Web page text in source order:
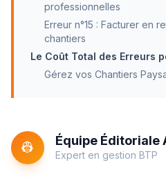
professionnelles
Erreur n°15 : Facturer en
chantiers
Le Coût Total des Erreurs
Gérez vos Chantiers
👷 Équipe Éditoriale
Expert en gestion BTP